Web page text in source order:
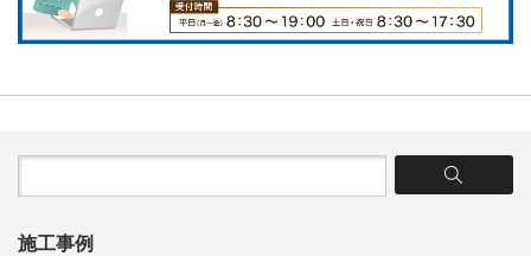
施工事例